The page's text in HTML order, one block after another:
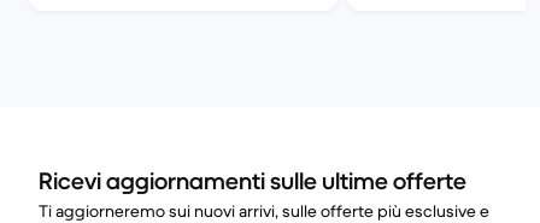
Ricevi aggiornamenti sulle ultime offerte
Ti aggiorneremo sui nuovi arrivi, sulle offerte più esclusive e